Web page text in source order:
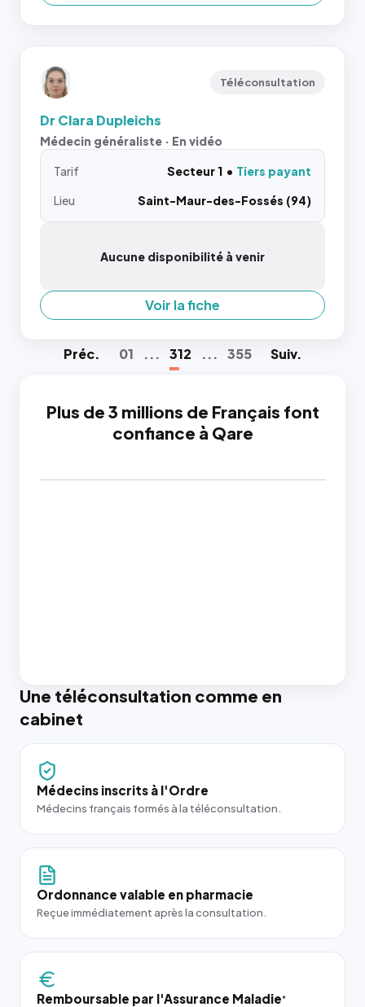
Téléconsultation
Dr Clara Dupleichs
Médecin généraliste · En vidéo
Tarif Secteur 1
Tiers payant
Lieu
Saint-Maur-des-Fossés (94)
Aucune disponibilité à venir
Voir la fiche
Préc. 01 ... 312 ... 355 Suiv.
Plus de 3 millions de Français font
confiance à Qare
Une téléconsultation comme en
cabinet
Médecins inscrits à l'Ordre
Médecins français formés à la téléconsultation.
Ordonnance valable en pharmacie
Reçue immédiatement après la consultation.
Remboursable par l'Assurance Maladie*